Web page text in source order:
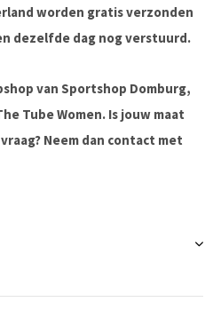
worden gratis verzonden
dezelfde dag nog verstuurd.
van Sportshop Domburg,
Tube Women. Is jouw maat
Neem dan contact met